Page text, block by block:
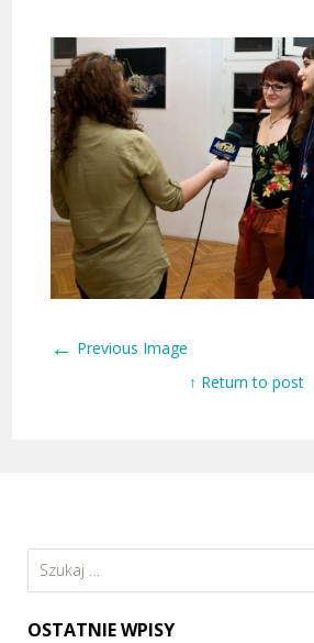
← Previous Image
↑ Return to post
Szukaj:
OSTATNIE WPISY